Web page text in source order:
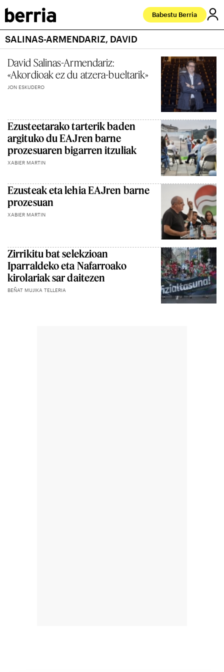
Babestu Berria
SALINAS-ARMENDARIZ, DAVID
David Salinas-Armendariz:
«Akordioak ez du atzera-bueltarik»
JON ESKUDERO
Ezusteetarako tarterik baden
argituko du EAJren barne
prozesuaren bigarren itzuliak
XABIER MARTIN
Ezusteak eta lehia EAJren barne
prozesuan
XABIER MARTIN
Zirrikitu bat selekzioan
Iparraldeko eta Nafarroako
kirolariak sar daitezen
BEÑAT MUJIKA TELLERIA